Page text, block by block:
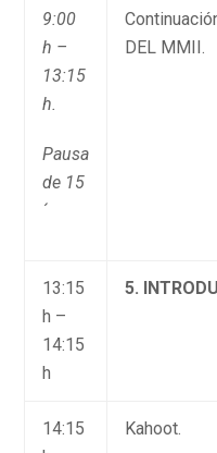
9:00
h –
13:15
h.
Pausa
de 15
´
DEL MMII.
13:15
h –
14:15
h
5.
14:15
Kahoot.